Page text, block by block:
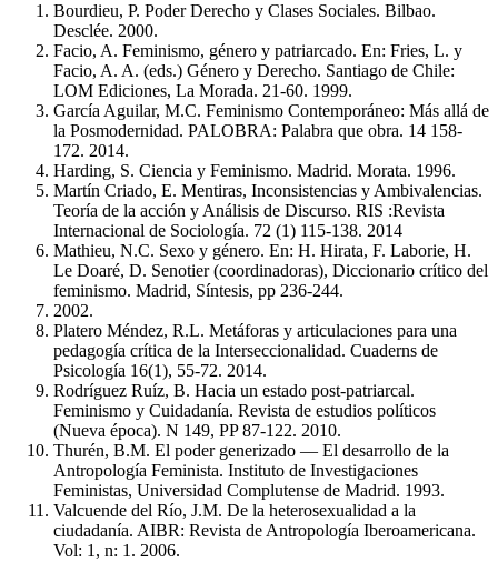
Bourdieu, P. Poder Derecho y Clases Sociales. Bilbao.
Desclée. 2000.
Facio, A. Feminismo, género y patriarcado. En: Fries, L. y
Facio, A. A. (eds.) Género y Derecho. Santiago de Chile:
LOM Ediciones, La Morada. 21-60. 1999.
García Aguilar, M.C. Feminismo Contemporáneo: Más allá de
la Posmodernidad. PALOBRA: Palabra que obra. 14 158-
172. 2014.
Harding, S. Ciencia y Feminismo. Madrid. Morata. 1996.
Martín Criado, E. Mentiras, Inconsistencias y Ambivalencias.
Teoría de la acción y Análisis de Discurso. RIS :Revista
Internacional de Sociología. 72 (1) 115-138. 2014
Mathieu, N.C. Sexo y género. En: H. Hirata, F. Laborie, H.
Le Doaré, D. Senotier (coordinadoras), Diccionario crítico del
feminismo. Madrid, Síntesis, pp 236-244.
2002.
Platero Méndez, R.L. Metáforas y articulaciones para una
pedagogía crítica de la Interseccionalidad. Cuaderns de
Psicología 16(1), 55-72. 2014.
Rodríguez Ruíz, B. Hacia un estado post-patriarcal.
Feminismo y Cuidadanía. Revista de estudios políticos
(Nueva época). N 149, PP 87-122. 2010.
Thurén, B.M. El poder generizado — El desarrollo de la
Antropología Feminista. Instituto de Investigaciones
Feministas, Universidad Complutense de Madrid. 1993.
Valcuende del Río, J.M. De la heterosexualidad a la
ciudadanía. AIBR: Revista de Antropología Iberoamericana.
Vol: 1, n: 1. 2006.